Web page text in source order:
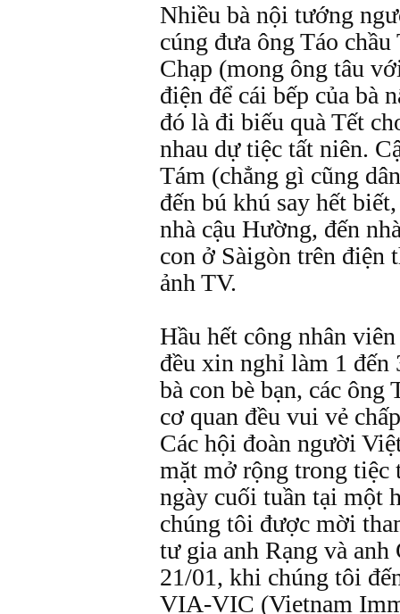
Nhiều bà nội tướng
cúng đưa ông Táo
Chạp (mong ông tâu
điện để cái bếp của bà
đó là đi biếu quà Tết
nhau dự tiệc tất niên.
Tám (chẳng gì cũng
đến bú khú say hết
nhà cậu Hường, đến
con ở Sàigòn trên điện
ảnh TV.
Hầu hết công nhân
đều xin nghỉ làm 1 đến
bà con bè bạn, các ông
cơ quan đều vui vẻ
Các hội đoàn người
mặt mở rộng trong tiệc
ngày cuối tuần tại một
chúng tôi được mời
tư gia anh Rạng và
21/01, khi chúng tôi
VIA-VIC (Vietnam